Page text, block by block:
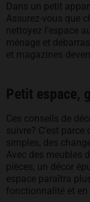
Dans un petit
Assurez-vous que
nettoyez l’espace
ménage et
et magazines
Petit espace,
Ces conseils de
suivre? C’est
simples, des
Avec des meubles
pièces, un décor
espace paraîtra
fonctionnalité et en